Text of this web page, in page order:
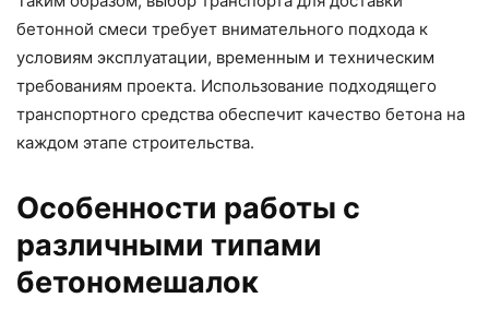
бетонной смеси требует внимательного подхода к
условиям эксплуатации, временным и техническим
требованиям проекта. Использование подходящего
транспортного средства обеспечит качество бетона на
каждом этапе строительства.
Особенности работы с
различными типами
бетономешалок